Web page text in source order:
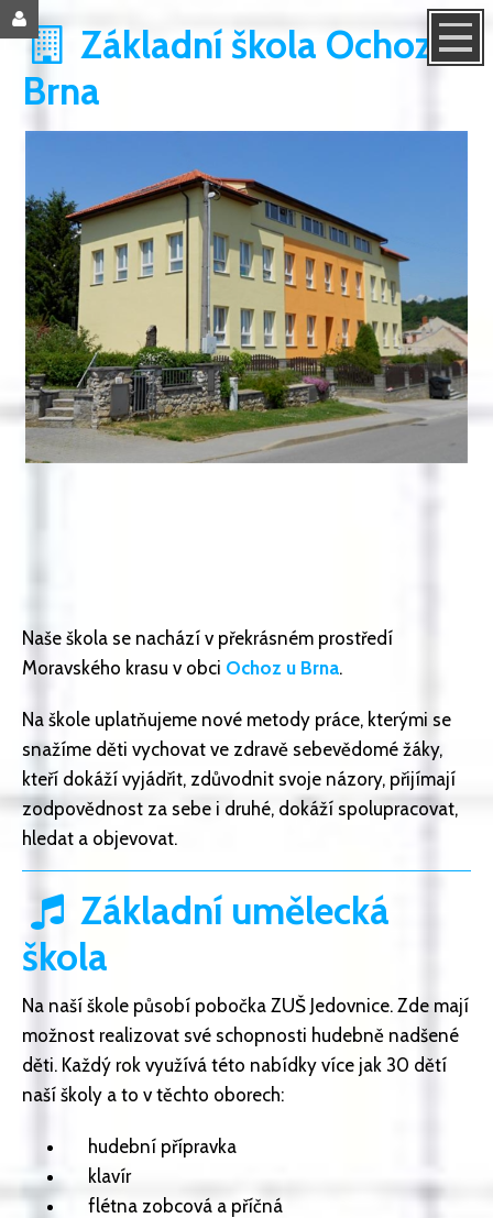
Základní škola Ochoz u
Brna
Naše škola se nachází v překrásném prostředí
Moravského krasu v obci Ochoz u Brna.
Na škole uplatňujeme nové metody práce, kterými se
snažíme děti vychovat ve zdravě sebevědomé žáky,
kteří dokáží vyjádřit, zdůvodnit svoje názory, přijímají
zodpovědnost za sebe i druhé, dokáží spolupracovat,
hledat a objevovat.
Základní umělecká
škola
Na naší škole působí pobočka ZUŠ Jedovnice. Zde mají
možnost realizovat své schopnosti hudebně nadšené
děti. Každý rok využívá této nabídky více jak 30 dětí
naší školy a to v těchto oborech:
hudební přípravka
klavír
flétna zobcová a příčná